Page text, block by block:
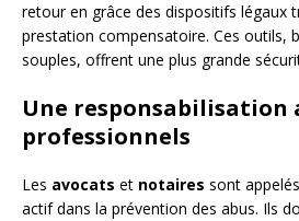
retour en grâce des dispositifs légaux
prestation compensatoire. Ces outils,
souples, offrent une plus grande
Une responsabilisation
professionnels
Les avocats et notaires sont
actif dans la prévention des abus. Ils